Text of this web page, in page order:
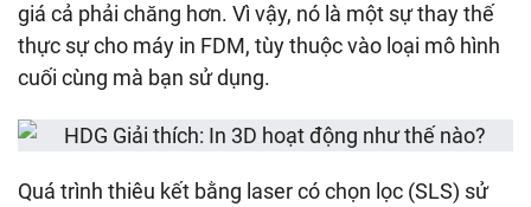
giá cả phải chăng hơn. Vì vậy, nó là một sự thay thế
thực sự cho máy in FDM, tùy thuộc vào loại mô hình
cuối cùng mà bạn sử dụng.
Quá trình thiêu kết bằng laser có chọn lọc (SLS) sử